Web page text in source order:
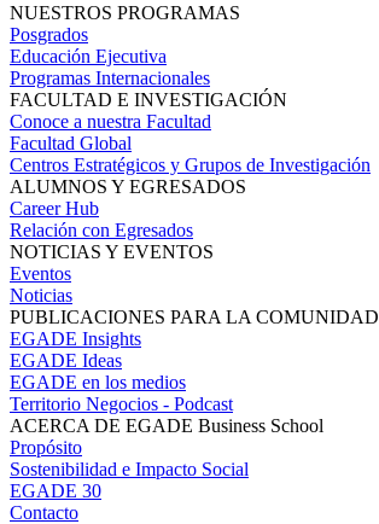
NUESTROS PROGRAMAS
Posgrados
Educación Ejecutiva
Programas Internacionales
FACULTAD E INVESTIGACIÓN
Conoce a nuestra Facultad
Facultad Global
Centros Estratégicos y Grupos de Investigación
ALUMNOS Y EGRESADOS
Career Hub
Relación con Egresados
NOTICIAS Y EVENTOS
Eventos
Noticias
PUBLICACIONES PARA LA COMUNIDAD
EGADE Insights
EGADE Ideas
EGADE en los medios
Territorio Negocios - Podcast
ACERCA DE EGADE Business School
Propósito
Sostenibilidad e Impacto Social
EGADE 30
Contacto